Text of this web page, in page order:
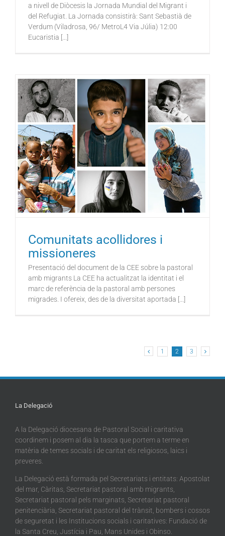
a nivell de Diòcesis la Jornada Mundial del Migrant i
del Refugiat. La Jornada consistirà: Sant Sebastià de
Verdum (Viladrosa, 96/ MetroL4 Via Júlia) 12:00
Eucaristia [...]
Comunitats acollidores i
missioneres
Presentació del document de la CEE sobre la pastoral
amb migrants La CEE ha actualitzat la identitat i el
marc de referència de la pastoral amb persones
migrades. I ofereix, des de la diversitat aportada [...]
1 2 3
La Delegació
A la Delegació diocesana de Pastoral Social i caritativa
coordinem i posem al dia la tasca que portem a terme en
matèria de temes socials i de caritat els religiosos, laics i
preveres.
La Delegació està formada pel Secretariats i entitats: Apostolat
del mar, Càritas, Secretariat pastoral amb migrants,
Secretariat pastoral pels marginats, Secretariat pastoral
penitenciària, Secretariat pastoral del trànsit, bombers i cossos
de seguretat i les Institucions socials i caritatives: Fundació de
la Santa Creu, Justícia i Pau, Mans Unides i Obinso.